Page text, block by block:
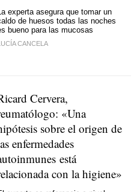
experta asegura que tomar un
de huesos todas las noches
bueno para las mucosas
CANCELA
Cervera,
«Una
sobre el origen de
enfermedades
está
con la higiene»